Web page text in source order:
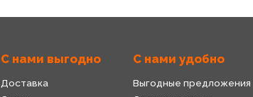
С нами выгодно
Доставка
С нами удобно
Выгодные предложения